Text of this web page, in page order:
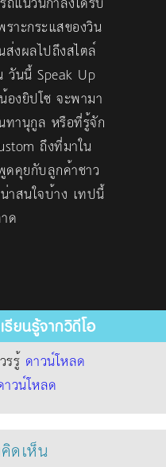
าะกระแสของวิน
งผลไปถึงสไตล์
วันนี้ Speak Up
องยิปโซ จะพามา
ทานุกูล หรือที่รู้จัก
ถึงที่มาใน
ดคุยกับลูกค้าชาว
าสนใจบ้าง เทปนี้
ด
รียนรู้จากวิดีโอ
รู้ ดาวน์โหลด
าวน์โหลด
ดเห็น